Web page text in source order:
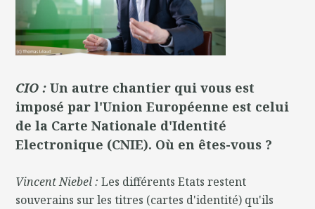
CIO :Un autre chantier qui vous est
imposé par l'Union Européenne est celui
de la Carte Nationale d'Identité
Electronique (CNIE). Où en êtes-vous ?
Vincent Niebel :Les différents Etats restent
souverains sur les titres (cartes d'identité) qu'ils